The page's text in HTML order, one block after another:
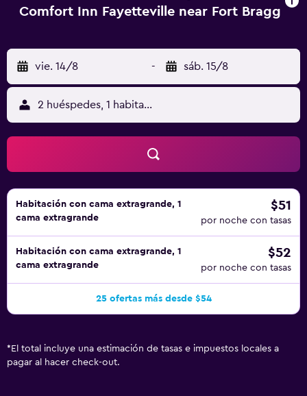
Los baños están equipados con ducha y bañera
Los servicios para las personas de negocios incluyen
escritorio y teléfono; se ofrecen llamadas locales gratuitas
(pueden existir restricciones). Las habitaciones también
incluyen tabla de planchar con plancha y cortinas opacas.
Se ofrece servicio de limpieza todos los días.
Comfort Inn Fayetteville near Fort Bragg
vie. 14/8 - sáb. 15/8
2 huéspedes, 1 habitación
Habitación con cama extragrande, 1
cama extragrande
$51
por noche con tasas
Habitación con cama extragrande, 1
cama extragrande
$52
por noche con tasas
25 ofertas más desde $54
* El total incluye una estimación de tasas e impuestos locales a
pagar al hacer check-out.